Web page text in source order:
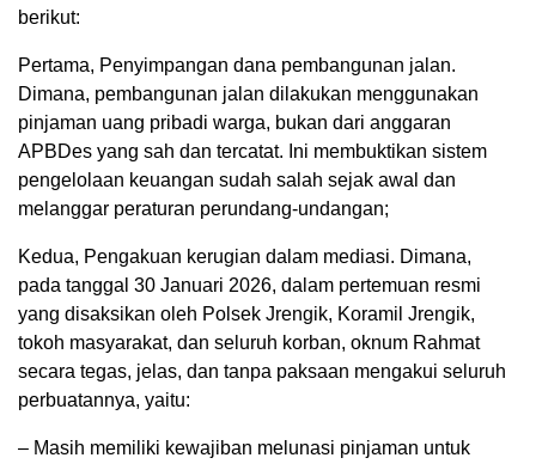
berikut:
Pertama, Penyimpangan dana pembangunan jalan.
Dimana, pembangunan jalan dilakukan menggunakan
pinjaman uang pribadi warga, bukan dari anggaran
APBDes yang sah dan tercatat. Ini membuktikan sistem
pengelolaan keuangan sudah salah sejak awal dan
melanggar peraturan perundang-undangan;
Kedua, Pengakuan kerugian dalam mediasi. Dimana,
pada tanggal 30 Januari 2026, dalam pertemuan resmi
yang disaksikan oleh Polsek Jrengik, Koramil Jrengik,
tokoh masyarakat, dan seluruh korban, oknum Rahmat
secara tegas, jelas, dan tanpa paksaan mengakui seluruh
perbuatannya, yaitu:
– Masih memiliki kewajiban melunasi pinjaman untuk